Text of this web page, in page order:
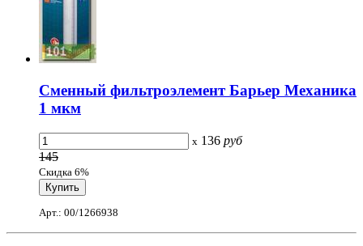
Сменный фильтроэлемент Барьер Механика
1 мкм
x 136 руб
145
Скидка 6%
Арт.: 00/1266938